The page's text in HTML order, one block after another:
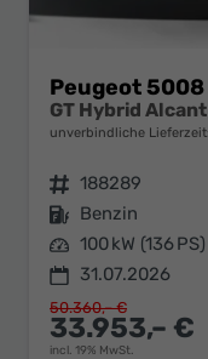
Peugeot 5008
GT Hybrid Alcant
unverbindliche Lieferzeit:
Fahrzeugnr. 188289
Kraftstoff Benzin
Leistung 100 kW (136 PS)
31.07.2026
33.953,– €
incl. 19% MwSt.
50.360,– €